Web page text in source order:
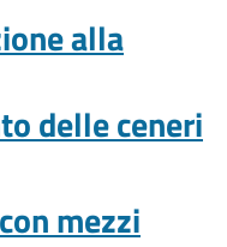
alla
delle ceneri
mezzi